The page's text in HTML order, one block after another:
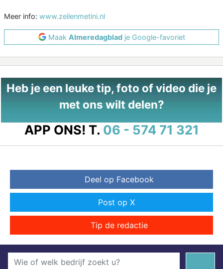
Meer info: www.zeilenmetini.nl
Maak Almeredagbladje Google-favoriet
Heb je een leuke tip, foto of video die je
met ons wilt delen?
APP ONS! T. 06 - 574 71 321
Deel op Facebook
Post op X
Tip de redactie